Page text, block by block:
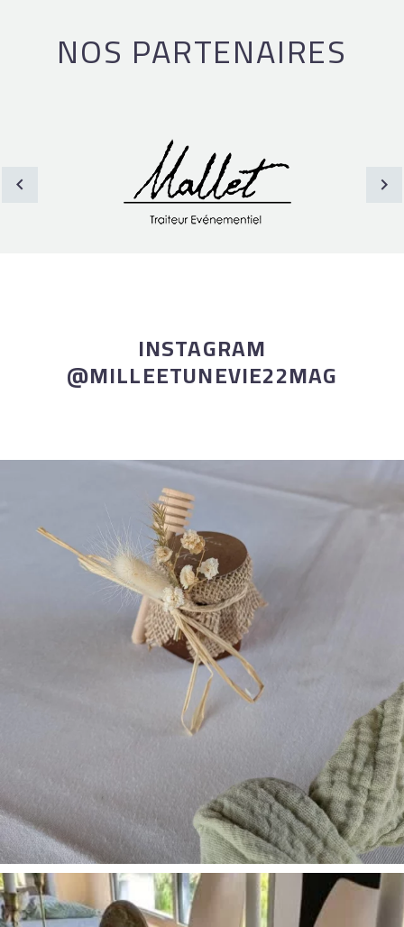
NOS PARTENAIRES
INSTAGRAM
@MILLEETUNEVIE22MAG